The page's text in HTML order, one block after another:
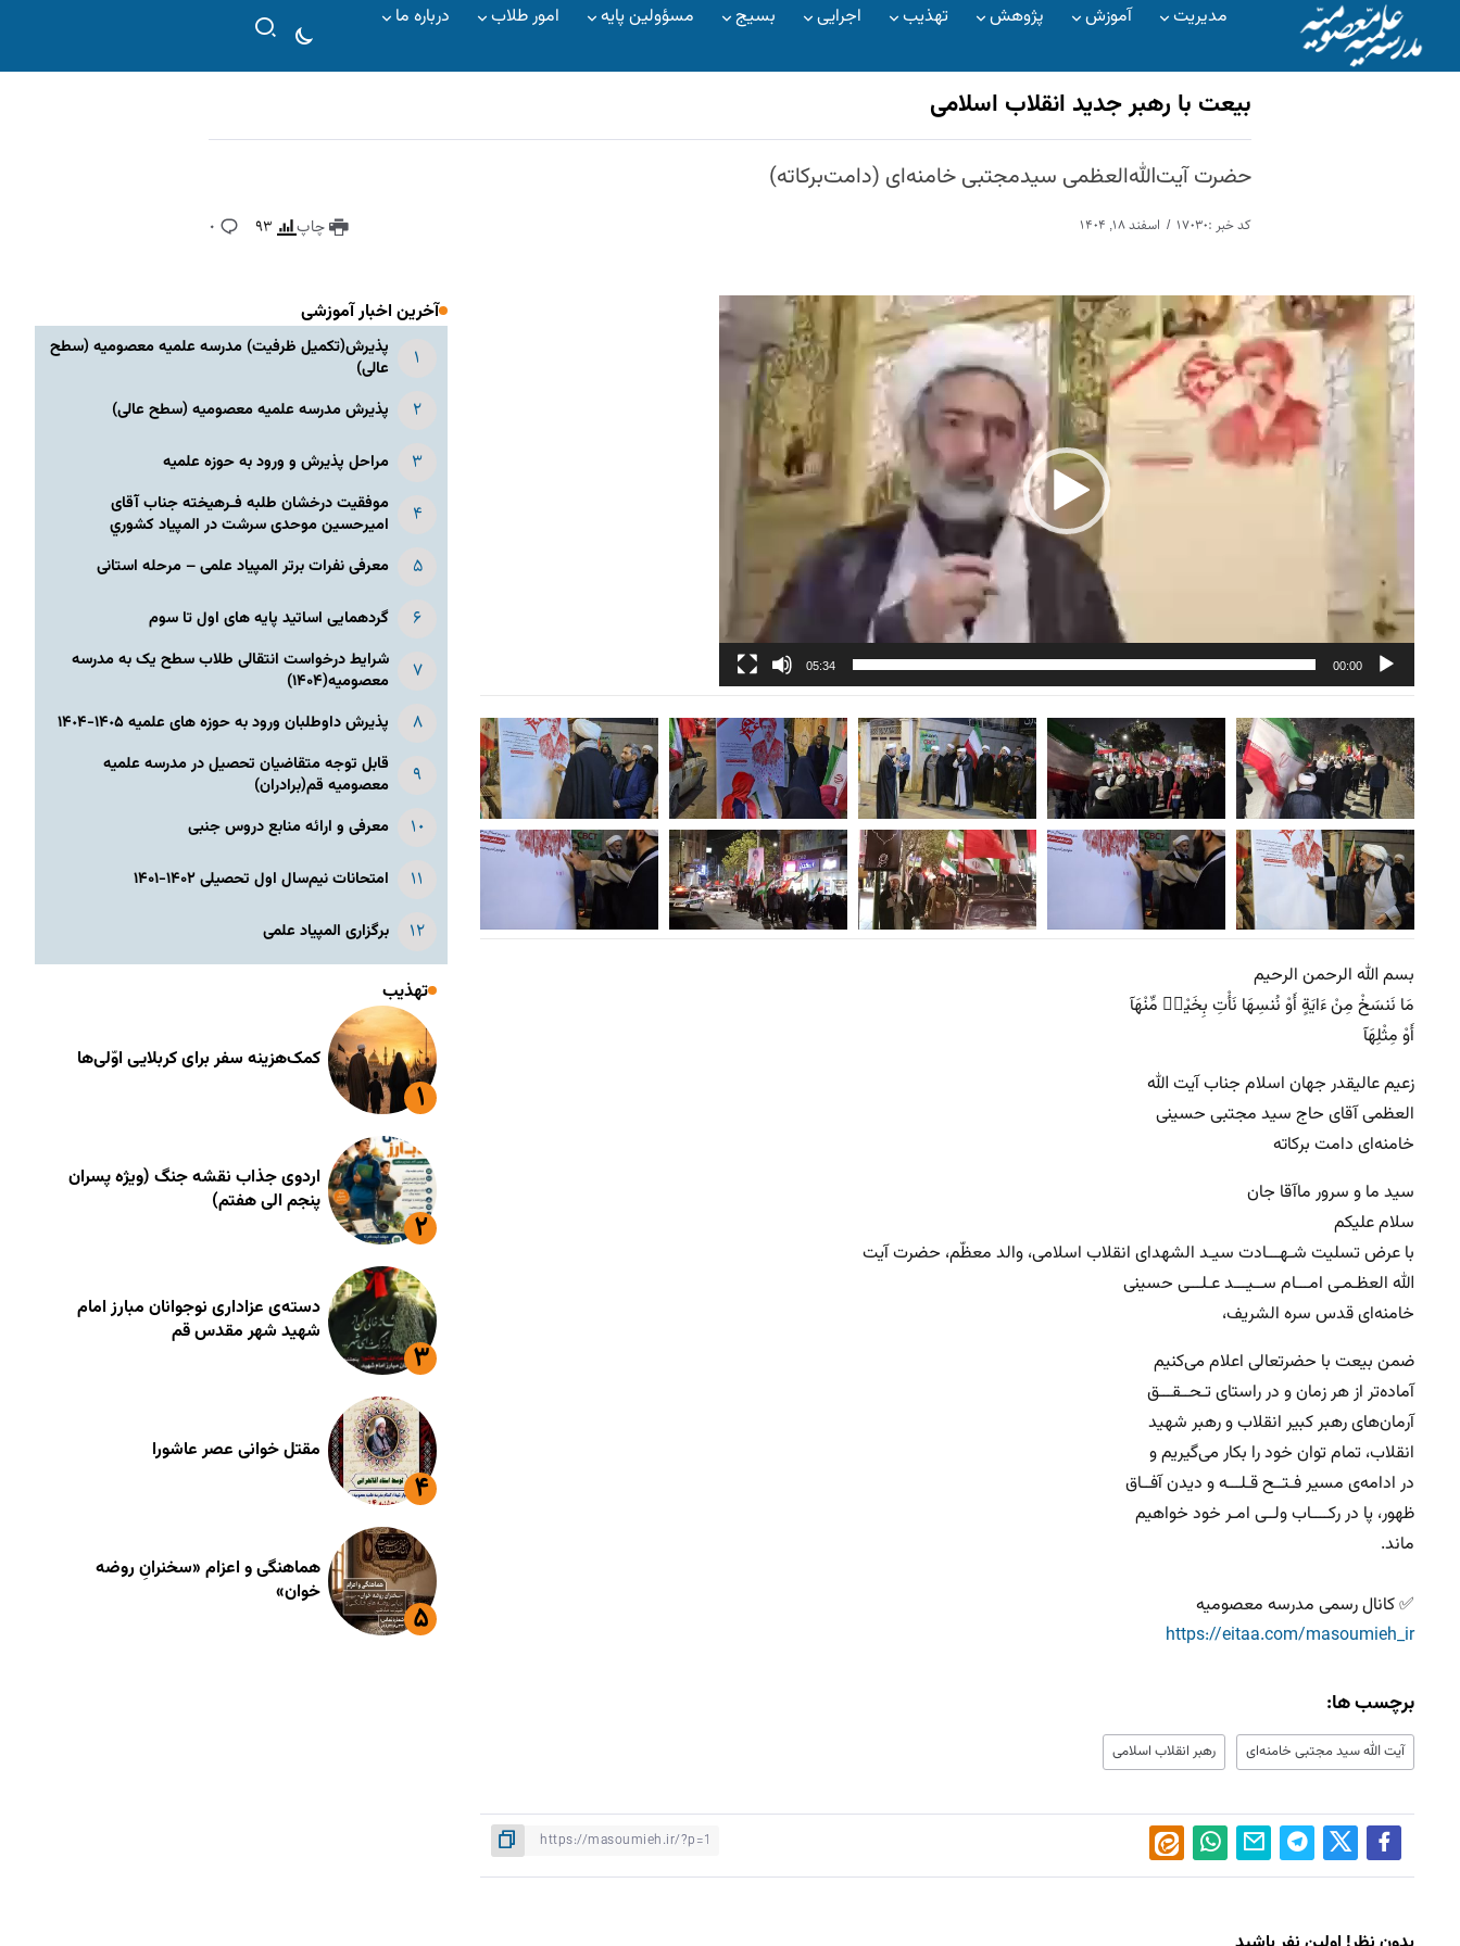
مدیریت آموزش پژوهش تهذیب اجرایی بسیج مسؤولین پایه امور طلاب درباره ما
بیعت با رهبر جدید انقلاب اسلامی
حضرت آیت‌الله‌العظمی سید‌مجتبی خامنه‌ای (دامت‌برکاته)
کد خبر :۱۷۰۳۰ اسفند ۱۸, ۱۴۰۴ چاپ ۹۳ ۰
نمایشگر
ویدیو
00:00
05:34
بسم الله الرحمن الرحیم
مَا نَنسَخْ مِنْ ءَايَةٍ أَوْ نُنسِهَا نَأْتِ بِخَيْرࣲ مِّنْهَآ
أَوْ مِثْلِهَآ
زعیم عالیقدر جهان اسلام جناب آیت الله
العظمی آقای حاج سید مجتبی حسینی
خامنه‌ای دامت برکاته
سید ما و سرور ماآقا جان
سلام علیکم
با عرض تسلیت شـهـــادت سیـد الشهدای انقلاب اسلامی، والد معظّم، حضرت آیت
الله العظـمـی امـــام ســیـــد عـلـــی حسینی
خامنه‌ای قدس سره الشریف،
ضمن بیعت با حضرتعالی اعلام می‌کنیم
آماده‌تر از هر زمان و در راستای تـحــقـــق
آرمان‌های رهبر کبیر انقلاب و رهبر شهید
انقلاب، تمام توان خود را بکار می‌گیریم و
در ادامه‌ی مسیر فـتــح قـلـــه‌ و دیدن آفــاق
ظهور، پا در رکــــاب ولــی امـر خود خواهیم
ماند.
✅ کانال رسمی مدرسه معصومیه
https://eitaa.com/masoumieh_ir
برچسب ها:
آیت الله سید مجتبی خامنه‌ای رهبر انقلاب اسلامی
آخرین اخبار آموزشی
پذیرش(تکمیل ظرفیت) مدرسه علمیه معصومیه‌ (سطح
عالی)
پذیرش مدرسه علمیه معصومیه‌ (سطح عالی)
مراحل پذیرش و ورود به حوزه علمیه
موفقیت درخشان طلبه فـرهیخته جناب آقای
امیرحسین موحدی سرشت در المپياد كشوري
معرفی نفرات برتر المپیاد علمی – مرحله استانی
گردهمایی اساتید پایه های اول تا سوم
شرایط درخواست انتقالی طلاب سطح یک به مدرسه
معصومیه(۱۴۰۴)
پذیرش داوطلبان ورود به حوزه های علمیه ١۴٠۵-١۴٠۴
قابل توجه متقاضیان تحصیل در مدرسه علمیه
معصومیه قم(برادران)
معرفی و ارائه منابع دروس جنبی
امتحانات نیم‌سال اول تحصیلی ۱۴۰۲-۱۴۰۱
برگزاری المپیاد علمی
تهذیب
کمک‌هزینه سفر برای کربلایی اوّلی‌ها
اردوی جذاب نقشه جنگ (ویژه پسران
پنجم الی هفتم)
دسته‌ی عزاداری نوجوانان مبارز امام
شهید شهر مقدس قم
مقتل خوانی عصر عاشورا
هماهنگی و اعزام «سخنرانِ روضه
خوان»